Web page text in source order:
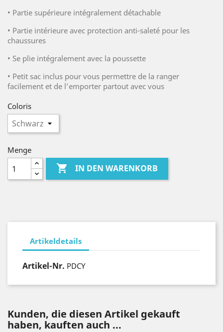
• Partie supérieure intégralement détachable
• Partie intérieure avec protection anti-saleté pour les
chaussures
• Se plie intégralement avec la poussette
• Petit sac inclus pour vous permettre de la ranger
facilement et de l’emporter partout avec vous
Coloris
Menge
 IN DEN WARENKORB
Artikeldetails
Artikel-Nr. PDCY
Kunden, die diesen Artikel gekauft
haben, kauften auch ...